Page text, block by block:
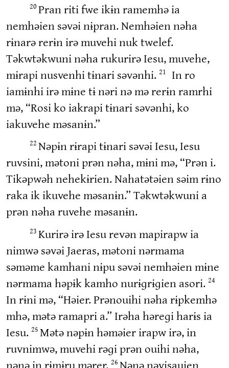
20 Pran riti fwe ikɨn ramemhə ia
nemhəien səvəi nɨpran. Nemhəien nəha
rɨnarə rerɨn irə muvehi nuk twelef.
Təkwtəkwuni nəha rukurirə Iesu, muvehe,
mɨrapi nusvenhi tɨnari səvənhi. 21
In ro
iamɨnhi irə mɨne tɨ nəri nə mə rerɨn ramrhi
mə, “Rosi ko iakrapi tɨnari səvənhi, ko
iakuvehe məsanɨn.”
22 Nəpɨn rɨrapi tɨnari səvəi Iesu, Iesu
ruvsini, mətoni prən nəha, mɨni mə, “Prən i.
Tikəpwəh nehekɨrien. Nahatətəien səim rɨno
raka ik ikuvehe məsanɨn.” Təkwtəkwuni a
prən nəha ruvehe məsanɨn.
23 Kurirə irə Iesu revən mapirapw ia
nimwə səvəi Jaeras, mətoni nərmama
səməme kamhani nɨpu səvəi nemhəien mɨne
nərmama həpɨk kamho nurɨɡrɨɡien asori. 24
In rɨni mə, “Həier. Prənouihi nəha rɨpkemhə
mhə, mətə ramapri a.” Irəha həreɡi harɨs ia
Iesu. 25 Mətə nəpɨn həməier irapw irə, in
ruvnimwə, muvehi rəɡi prən ouihi nəha,
nənə in rɨmɨru mərer. 26 Nənə nəvisauien